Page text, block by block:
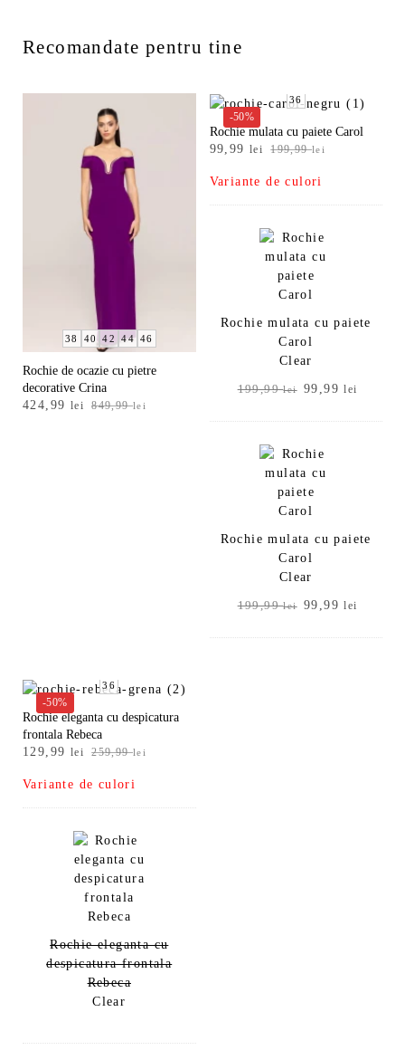
Recomandate pentru tine
38 40 42 44 46
Rochie de ocazie cu pietre
decorative Crina
849,99lei
Prețul
424,99 lei
Prețul
36
-50%
Rochie mulata cu paiete Carol
199,99lei
Prețul
a
fost:
99,99 lei
Prețul
este:
99,99 lei.
Variante de culori
Rochie mulata cu paiete
Carol
Clear
199,99lei
Prețul
a
99,99lei
este:
Rochie mulata cu paiete
Carol
Clear
199,99lei
Prețul
a
99,99lei
este:
36
-50%
Rochie eleganta cu despicatura
frontala Rebeca
259,99lei
Prețul
a
fost:
129,99 lei
Prețul
este:
129,99 lei.
Variante de culori
Rochie eleganta cu
despicatura frontala
Rebeca
Clear